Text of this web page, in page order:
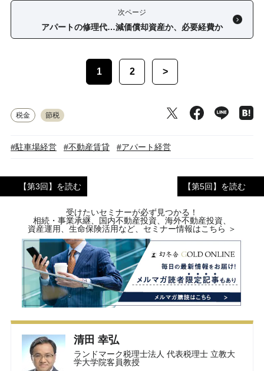
次ページ
アパートの修理代…減価償却資産か、必要経費か
1 2 >
税金 節税
#駐車場経営 #不動産賃貸 #アパート経営
【第3回】を読む 【第5回】を読む
受けたいセミナーが必ず見つかる！
相続・事業承継、国内不動産投資、海外不動産投資、
資産運用、生命保険活用など、セミナー情報はこちら ＞
清田 幸弘
ランドマーク税理士法人 代表税理士 立教大
学大学院客員教授